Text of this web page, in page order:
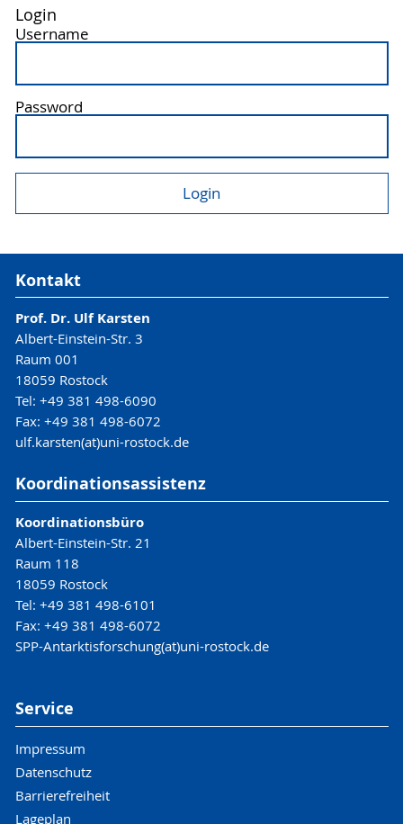
Login
Username
Password
Kontakt
Prof. Dr. Ulf Karsten
Albert-Einstein-Str. 3
Raum 001
18059 Rostock
Tel: +49 381 498-6090
Fax: +49 381 498-6072
ulf.karsten(at)uni-rostock.de
Koordinationsassistenz
Koordinationsbüro
Albert-Einstein-Str. 21
Raum 118
18059 Rostock
Tel: +49 381 498-6101
Fax: +49 381 498-6072
SPP-Antarktisforschung(at)uni-rostock.de
Service
Impressum
Datenschutz
Barrierefreiheit
Lageplan